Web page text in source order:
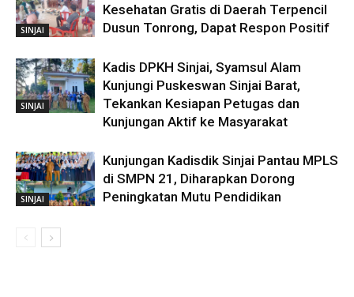
SINJAI
Kesehatan Gratis di Daerah Terpencil
Dusun Tonrong, Dapat Respon Positif
SINJAI
Kadis DPKH Sinjai, Syamsul Alam
Kunjungi Puskeswan Sinjai Barat,
Tekankan Kesiapan Petugas dan
Kunjungan Aktif ke Masyarakat
SINJAI
Kunjungan Kadisdik Sinjai Pantau MPLS
di SMPN 21, Diharapkan Dorong
Peningkatan Mutu Pendidikan